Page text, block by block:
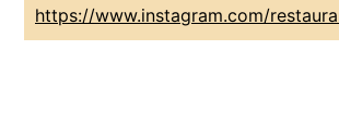
https://www.instagram.com/